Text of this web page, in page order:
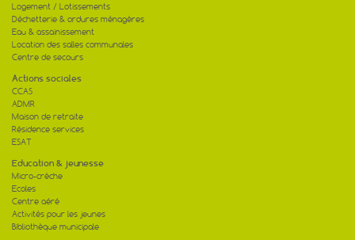
01
en mairie de...
Logement / Lotissements
Déchetterie & ordures ménagères
Eau & assainissement
Location des salles communales
Centre de secours
Actions sociales
CCAS
ADMR
Maison de retraite
Résidence services
ESAT
Education & jeunesse
Micro-crèche
Ecoles
Centre aéré
Activités pour les jeunes
Bibliothèque municipale